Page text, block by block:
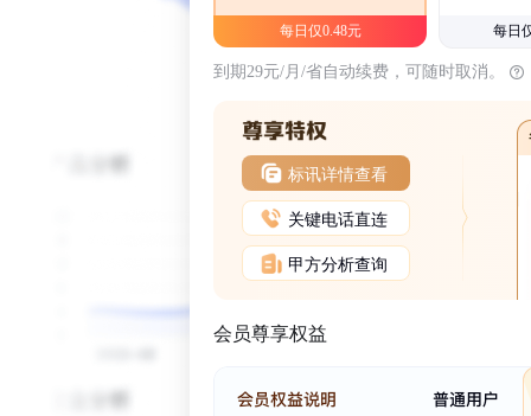
每日仅0.48元 每日
到期29元/月/省自动续费，可随时取消。
标讯详情查看
关键电话直连
甲方分析查询
会员尊享权益